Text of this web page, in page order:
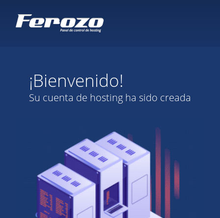
¡Bienvenido!
Su cuenta de hosting ha sido creada